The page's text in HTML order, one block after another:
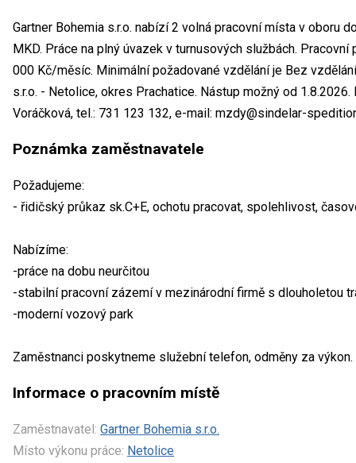
Gartner Bohemia s.r.o. nabízí 2 volná pracovní místa v oboru
MKD. Práce na plný úvazek v turnusových službách.
000 Kč/měsíc. Minimální požadované vzdělání je Bez
s.r.o. - Netolice, okres Prachatice. Nástup možný od
Voráčková, tel.: 731 123 132, e-mail: mzdy@sindelar-
Poznámka zaměstnavatele
Požadujeme:
- řidičský průkaz sk.C+E, ochotu pracovat, spolehlivost,
Nabízíme:
-práce na dobu neurčitou
-stabilní pracovní zázemí v mezinárodní firmě s dlouholetou
-moderní vozový park
Zaměstnanci poskytneme služební telefon, odměny za výkon.
Informace o pracovním místě
Zaměstnavatel: Gartner Bohemia s.r.o.
Místo výkonu práce: Netolice